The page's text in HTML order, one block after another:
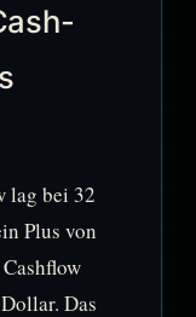
lag bei 32
Plus von
Das